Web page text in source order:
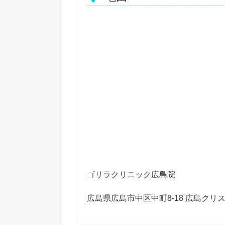
ゴリラクリニック広島院
広島県広島市中区中町8-18 広島クリ